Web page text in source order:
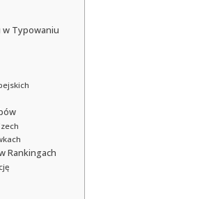
w Typowaniu
Rankingach